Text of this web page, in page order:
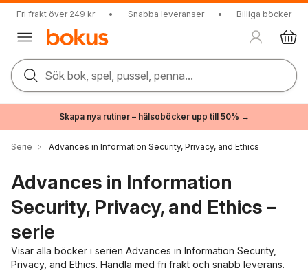
Fri frakt över 249 kr • Snabba leveranser • Billiga böcker
Sök bok, spel, pussel, penna...
Skapa nya rutiner – hälsoböcker upp till 50% →
Serie Advances in Information Security, Privacy, and Ethics
Advances in Information
Security, Privacy, and Ethics –
serie
Visar alla böcker i serien Advances in Information Security,
Privacy, and Ethics. Handla med fri frakt och snabb leverans.